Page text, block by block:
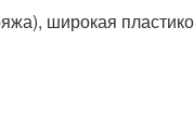
широкая